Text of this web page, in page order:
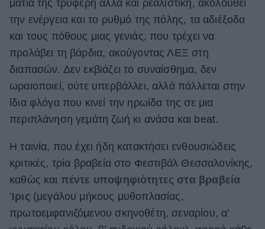
ματιά της τρυφερή αλλά και ρεαλιστική, ακολουθεί
την ενέργεια και το ρυθμό της πόλης, τα αδιέξοδα
και τους πόθους μιας γενιάς, που τρέχει να
προλάβει τη βάρδια, ακούγοντας ΛΕΞ στη
διαπασών. Δεν εκβιάζει το συναίσθημα, δεν
ωραιοποιεί, ούτε υπερβάλλει, αλλά πάλλεται στην
ίδια φλόγα που κινεί την ηρωίδα της σε μια
περιπλάνηση γεμάτη ζωή κι ανάσα και beat.
Η ταινία, που έχει ήδη κατακτήσει ενθουσιώδεις
κριτικές, τρία βραβεία στο Φεστιβάλ Θεσσαλονίκης,
καθώς και πέντε υποψηφιότητες στα βραβεία
Ίρις (μεγάλου μήκους μυθοπλασίας,
πρωτοεμφανιζόμενου σκηνοθέτη, σεναρίου, α’